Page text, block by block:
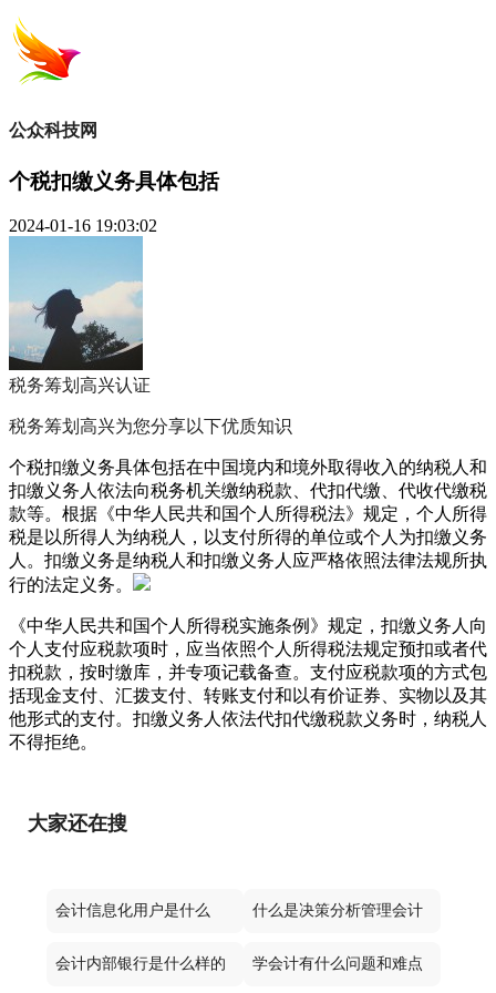
公众科技网
个税扣缴义务具体包括
2024-01-16 19:03:02
税务筹划高兴认证
税务筹划高兴为您分享以下优质知识
个税扣缴义务具体包括在中国境内和境外取得收入的纳税人和
扣缴义务人依法向税务机关缴纳税款、代扣代缴、代收代缴税
款等。根据《中华人民共和国个人所得税法》规定，个人所得
税是以所得人为纳税人，以支付所得的单位或个人为扣缴义务
人。扣缴义务是纳税人和扣缴义务人应严格依照法律法规所执
行的法定义务。
《中华人民共和国个人所得税实施条例》规定，扣缴义务人向
个人支付应税款项时，应当依照个人所得税法规定预扣或者代
扣税款，按时缴库，并专项记载备查。支付应税款项的方式包
括现金支付、汇拨支付、转账支付和以有价证券、实物以及其
他形式的支付。扣缴义务人依法代扣代缴税款义务时，纳税人
不得拒绝。
大家还在搜
会计信息化用户是什么 什么是决策分析管理会计
会计内部银行是什么样的 学会计有什么问题和难点